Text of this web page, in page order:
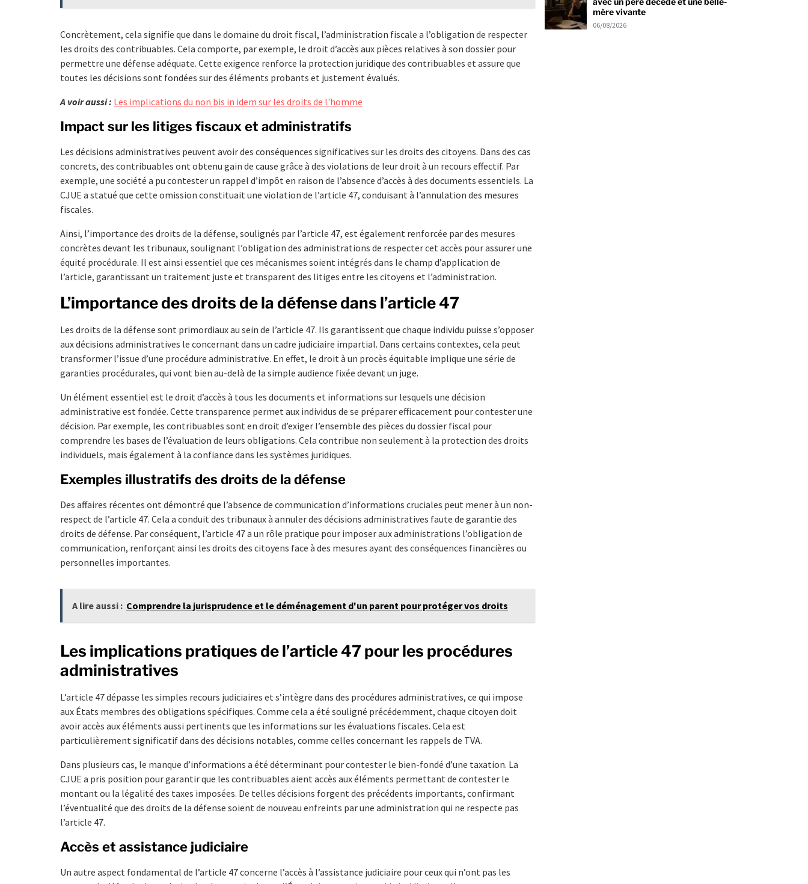
Concrètement, cela signifie que dans le domaine du droit fiscal, l’administration fiscale a l’obligation de respecter
les droits des contribuables. Cela comporte, par exemple, le droit d’accès aux pièces relatives à son dossier pour
permettre une défense adéquate. Cette exigence renforce la protection juridique des contribuables et assure que
toutes les décisions sont fondées sur des éléments probants et justement évalués.
A voir aussi : Les implications du non bis in idem sur les droits de l'homme
Impact sur les litiges fiscaux et administratifs
Les décisions administratives peuvent avoir des conséquences significatives sur les droits des citoyens. Dans des cas
concrets, des contribuables ont obtenu gain de cause grâce à des violations de leur droit à un recours effectif. Par
exemple, une société a pu contester un rappel d’impôt en raison de l’absence d’accès à des documents essentiels. La
CJUE a statué que cette omission constituait une violation de l’article 47, conduisant à l’annulation des mesures
fiscales.
Ainsi, l’importance des droits de la défense, soulignés par l’article 47, est également renforcée par des mesures
concrètes devant les tribunaux, soulignant l’obligation des administrations de respecter cet accès pour assurer une
équité procédurale. Il est ainsi essentiel que ces mécanismes soient intégrés dans le champ d’application de
l’article, garantissant un traitement juste et transparent des litiges entre les citoyens et l’administration.
L’importance des droits de la défense dans l’article 47
Les droits de la défense sont primordiaux au sein de l’article 47. Ils garantissent que chaque individu puisse s’opposer
aux décisions administratives le concernant dans un cadre judiciaire impartial. Dans certains contextes, cela peut
transformer l’issue d’une procédure administrative. En effet, le droit à un procès équitable implique une série de
garanties procédurales, qui vont bien au-delà de la simple audience fixée devant un juge.
Un élément essentiel est le droit d’accès à tous les documents et informations sur lesquels une décision
administrative est fondée. Cette transparence permet aux individus de se préparer efficacement pour contester une
décision. Par exemple, les contribuables sont en droit d’exiger l’ensemble des pièces du dossier fiscal pour
comprendre les bases de l’évaluation de leurs obligations. Cela contribue non seulement à la protection des droits
individuels, mais également à la confiance dans les systèmes juridiques.
Exemples illustratifs des droits de la défense
Des affaires récentes ont démontré que l’absence de communication d’informations cruciales peut mener à un non-
respect de l’article 47. Cela a conduit des tribunaux à annuler des décisions administratives faute de garantie des
droits de défense. Par conséquent, l’article 47 a un rôle pratique pour imposer aux administrations l’obligation de
communication, renforçant ainsi les droits des citoyens face à des mesures ayant des conséquences financières ou
personnelles importantes.
A lire aussi : Comprendre la jurisprudence et le déménagement d'un parent pour protéger vos droits
Les implications pratiques de l’article 47 pour les procédures
administratives
L’article 47 dépasse les simples recours judiciaires et s’intègre dans des procédures administratives, ce qui impose
aux États membres des obligations spécifiques. Comme cela a été souligné précédemment, chaque citoyen doit
avoir accès aux éléments aussi pertinents que les informations sur les évaluations fiscales. Cela est
particulièrement significatif dans des décisions notables, comme celles concernant les rappels de TVA.
Dans plusieurs cas, le manque d’informations a été déterminant pour contester le bien-fondé d’une taxation. La
CJUE a pris position pour garantir que les contribuables aient accès aux éléments permettant de contester le
montant ou la légalité des taxes imposées. De telles décisions forgent des précédents importants, confirmant
l’éventualité que des droits de la défense soient de nouveau enfreints par une administration qui ne respecte pas
l’article 47.
Accès et assistance judiciaire
Un autre aspect fondamental de l’article 47 concerne l’accès à l’assistance judiciaire pour ceux qui n’ont pas les
mère vivante
06/08/2026